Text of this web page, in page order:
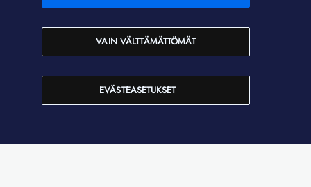
In English
EVÄSTEASETUKSET
VAIN VÄLTTÄMÄTTÖMÄT